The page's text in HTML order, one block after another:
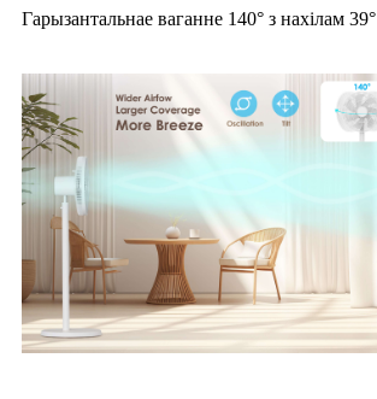
Гарызантальнае ваганне 140° з нахілам 39°